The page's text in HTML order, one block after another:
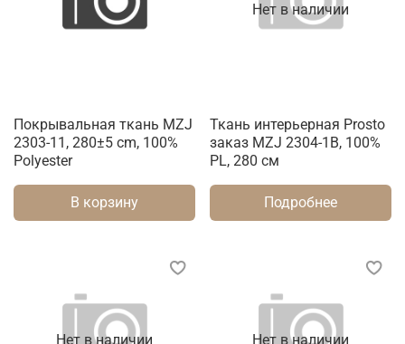
Покрывальная ткань MZJ
2303-11, 280±5 cm, 100%
Polyester
В корзину
Нет в наличии
Ткань интерьерная Prosto
заказ MZJ 2304-1B, 100%
PL, 280 см
Подробнее
Нет в наличии Нет в наличии